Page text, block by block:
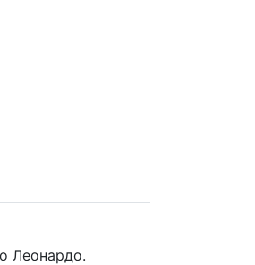
Леонардо.